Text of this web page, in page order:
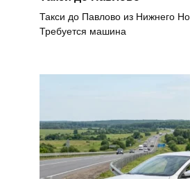
Такси до Павлово из Нижнего
Требуется машина